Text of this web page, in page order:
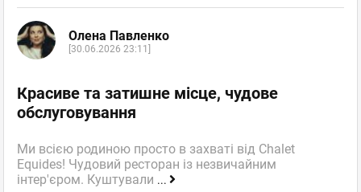
Олена Павленко
[30.06.2026 23:11]
Красиве та затишне місце, чудове
обслуговування
Ми всією родиною просто в захваті від Chalet
Equides! Чудовий ресторан із незвичайним
інтер'єром. Куштували ...